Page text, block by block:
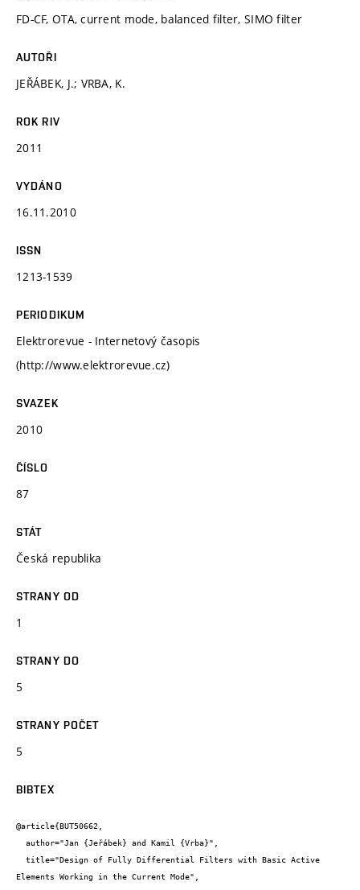
FD-CF, OTA, current mode, balanced filter, SIMO filter
AUTOŘI
JEŘÁBEK, J.; VRBA, K.
ROK RIV
2011
VYDÁNO
16.11.2010
ISSN
1213-1539
PERIODIKUM
Elektrorevue - Internetový časopis
(http://www.elektrorevue.cz)
SVAZEK
2010
ČÍSLO
87
STÁT
Česká republika
STRANY OD
1
STRANY DO
5
STRANY POČET
5
BIBTEX
@article{BUT50662,
Elements Working in the Current Mode",